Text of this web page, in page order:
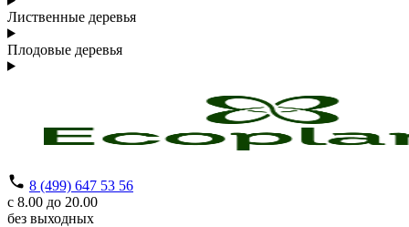
Лиственные деревья
Плодовые деревья
8 (499) 647 53 56
с 8.00 до 20.00
без выходных